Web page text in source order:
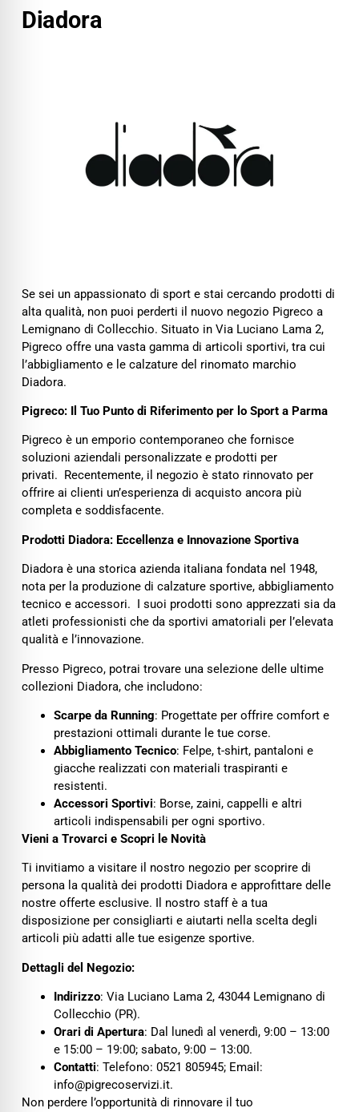
Diadora
Se sei un appassionato di sport e stai cercando prodotti di
alta qualità, non puoi perderti il nuovo negozio Pigreco a
Lemignano di Collecchio. Situato in Via Luciano Lama 2,
Pigreco offre una vasta gamma di articoli sportivi, tra cui
l’abbigliamento e le calzature del rinomato marchio
Diadora.
Pigreco: Il Tuo Punto di Riferimento per lo Sport a Parma
Pigreco è un emporio contemporaneo che fornisce
soluzioni aziendali personalizzate e prodotti per
privati. Recentemente, il negozio è stato rinnovato per
offrire ai clienti un’esperienza di acquisto ancora più
completa e soddisfacente.
Prodotti Diadora: Eccellenza e Innovazione Sportiva
Diadora è una storica azienda italiana fondata nel 1948,
nota per la produzione di calzature sportive, abbigliamento
tecnico e accessori. I suoi prodotti sono apprezzati sia da
atleti professionisti che da sportivi amatoriali per l’elevata
qualità e l’innovazione.
Presso Pigreco, potrai trovare una selezione delle ultime
collezioni Diadora, che includono:
Scarpe da Running: Progettate per offrire comfort e
prestazioni ottimali durante le tue corse.
Abbigliamento Tecnico: Felpe, t-shirt, pantaloni e
giacche realizzati con materiali traspiranti e
resistenti.
Accessori Sportivi: Borse, zaini, cappelli e altri
articoli indispensabili per ogni sportivo.
Vieni a Trovarci e Scopri le Novità
Ti invitiamo a visitare il nostro negozio per scoprire di
persona la qualità dei prodotti Diadora e approfittare delle
nostre offerte esclusive. Il nostro staff è a tua
disposizione per consigliarti e aiutarti nella scelta degli
articoli più adatti alle tue esigenze sportive.
Dettagli del Negozio:
Indirizzo: Via Luciano Lama 2, 43044 Lemignano di
Collecchio (PR).
Orari di Apertura: Dal lunedì al venerdì, 9:00 – 13:00
e 15:00 – 19:00; sabato, 9:00 – 13:00.
Contatti: Telefono: 0521 805945; Email:
info@pigrecoservizi.it.
Non perdere l’opportunità di rinnovare il tuo